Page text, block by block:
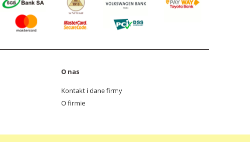
O nas
Kontakt i dane firmy
O firmie